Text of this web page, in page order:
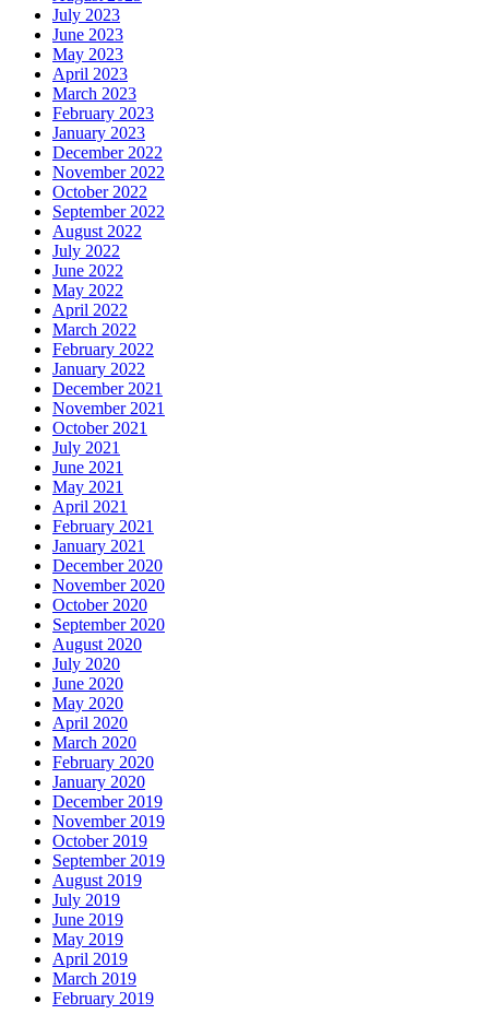
July 2023
June 2023
May 2023
April 2023
March 2023
February 2023
January 2023
December 2022
November 2022
October 2022
September 2022
August 2022
July 2022
June 2022
May 2022
April 2022
March 2022
February 2022
January 2022
December 2021
November 2021
October 2021
July 2021
June 2021
May 2021
April 2021
February 2021
January 2021
December 2020
November 2020
October 2020
September 2020
August 2020
July 2020
June 2020
May 2020
April 2020
March 2020
February 2020
January 2020
December 2019
November 2019
October 2019
September 2019
August 2019
July 2019
June 2019
May 2019
April 2019
March 2019
February 2019